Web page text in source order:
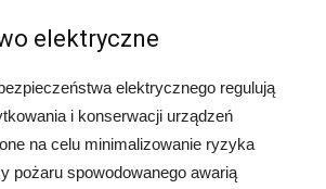
elektryczne
elektrycznego regulują
i konserwacji urządzeń
na celu minimalizowanie ryzyka
pożaru spowodowanego awarią